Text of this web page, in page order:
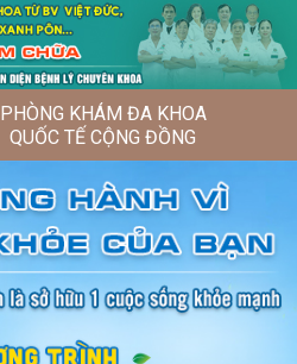
PHÒNG KHÁM ĐA KHOA
QUỐC TẾ CỘNG ĐỒNG